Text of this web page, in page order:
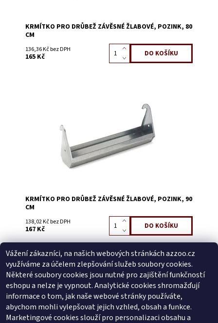
KRMÍTKO PRO DRŮBEŽ ZÁVĚSNÉ ŽLABOVÉ, POZINK, 80
CM
136,36 Kč bez DPH
165 Kč
KRMÍTKO PRO DRŮBEŽ ZÁVĚSNÉ ŽLABOVÉ, POZINK, 90
CM
138,02 Kč bez DPH
167 Kč
Buďte první, kdo napíše příspěvek k této položce.
Přidat komentář
Buďte první, kdo napíše příspěvek k této položce.
Přidat hodnocení
Vážení zákazníci, na našich webových stránkách azzoo.cz
využíváme za účelem zlepšování služeb soubory cookies.
Některé soubory cookies jsou nutné pro zajištění funkčností
eshopu a nelze je vypnout. Analytické cookies shromažďují
informace o tom, jak naše webové stránky používáte,
abychom mohli vylepšovat jejich vzhled, obsah a funkce.
Marketingové cookies slouží pro personalizaci obsahu a